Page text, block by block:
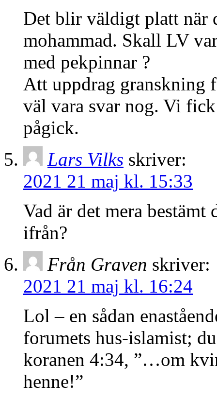
Det blir väldigt platt när
mohammad. Skall LV
med pekpinnar ?
Att uppdrag granskning
väl vara svar nog. Vi
pågick.
Lars Vilks skriver:
2021 21 maj kl. 15:33
Vad är det mera bestämt
ifrån?
Från Graven skriver:
2021 21 maj kl. 16:24
Lol – en sådan
forumets hus-islamist;
koranen 4:34, ”…om
henne!”